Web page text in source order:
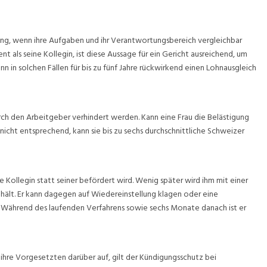
wenn ihre Aufgaben und ihr Verantwortungsbereich vergleichbar
als seine Kollegin, ist diese Aussage für ein Gericht ausreichend, um
in solchen Fällen für bis zu fünf Jahre rückwirkend einen Lohnausgleich
den Arbeitgeber verhindert werden. Kann eine Frau die Belästigung
entsprechend, kann sie bis zu sechs durchschnittliche Schweizer
Kollegin statt seiner befördert wird. Wenig später wird ihm mit einer
Er kann dagegen auf Wiedereinstellung klagen oder eine
des laufenden Verfahrens sowie sechs Monate danach ist er
Vorgesetzten darüber auf, gilt der Kündigungsschutz bei